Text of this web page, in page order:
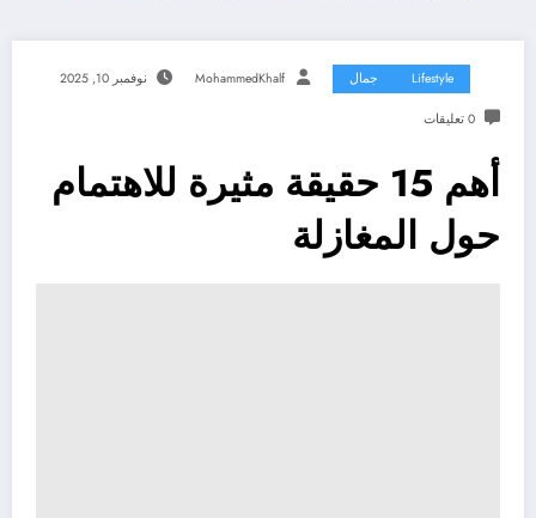
Lifestyle جمال MohammedKhalf نوفمبر 10, 2025
0 تعليقات
أهم 15 حقيقة مثيرة للاهتمام
حول المغازلة